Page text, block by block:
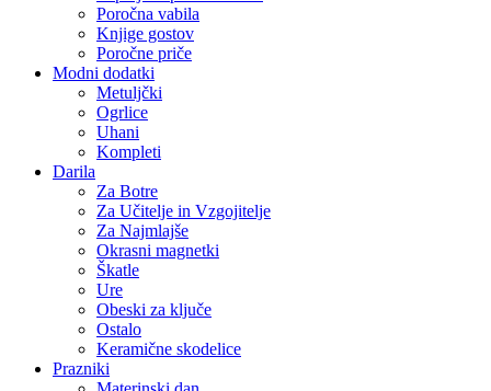
Poročna vabila
Knjige gostov
Poročne priče
Modni dodatki
Metuljčki
Ogrlice
Uhani
Kompleti
Darila
Za Botre
Za Učitelje in Vzgojitelje
Za Najmlajše
Okrasni magnetki
Škatle
Ure
Obeski za ključe
Ostalo
Keramične skodelice
Prazniki